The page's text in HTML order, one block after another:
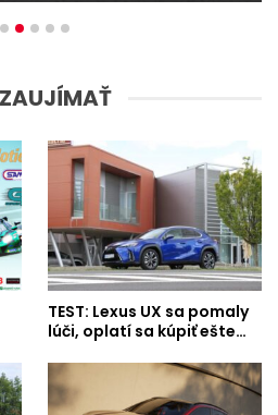
TEST: Lexus UX sa pomaly
lúči, oplatí sa kúpiť ešte…